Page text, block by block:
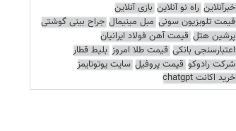
خبرآنلاین راه نو آنلاین بازی آنلاین
قیمت تلویزیون سونی مبل مینیمال جراح بینی گوشتی
پرشین هتل قیمت آهن فولاد ایرانیان
اعتبارسنجی بانکی قیمت طلا امروز بلیط قطار
شرکت رادوکو قیمت پروفیل سایت یوتوتایمز
خرید اکانت chatgpt